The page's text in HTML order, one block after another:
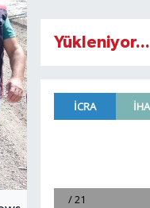
Yükleniyor...